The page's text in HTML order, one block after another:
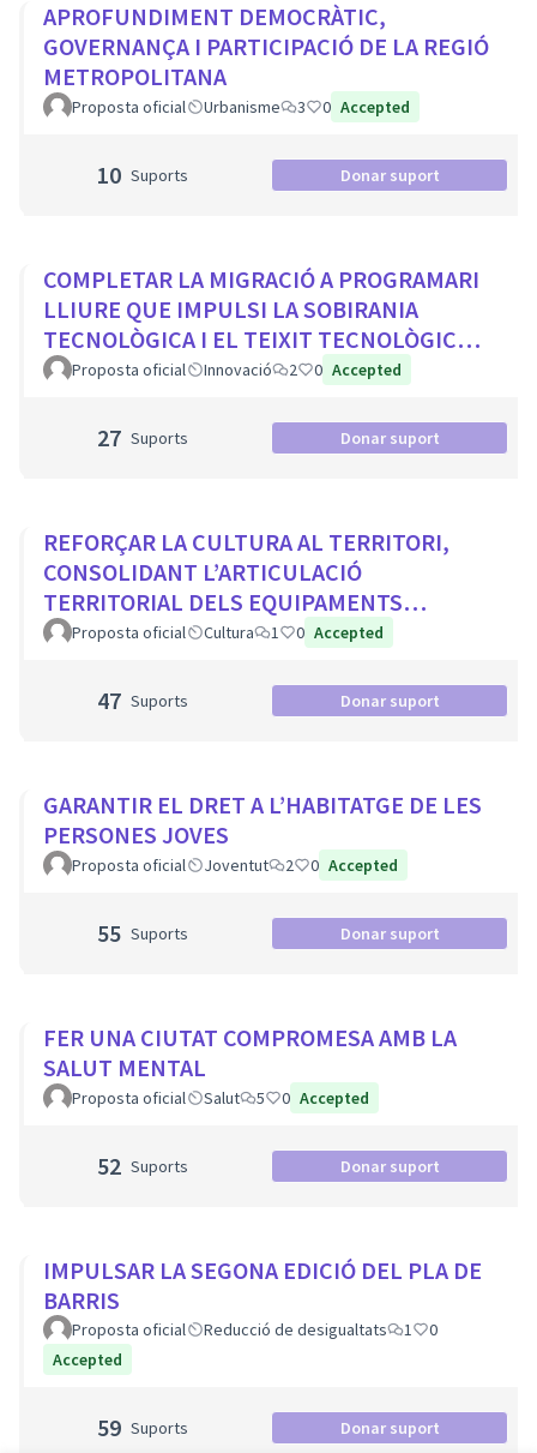
APROFUNDIMENT DEMOCRÀTIC,
GOVERNANÇA I PARTICIPACIÓ DE LA REGIÓ
METROPOLITANA
Proposta oficial Urbanisme 3 0 Accepted
10 Suports Donar suport
COMPLETAR LA MIGRACIÓ A PROGRAMARI
LLIURE QUE IMPULSI LA SOBIRANIA
TECNOLÒGICA I EL TEIXIT TECNOLÒGIC
LOCAL
Proposta oficial Innovació 2 0 Accepted
27 Suports Donar suport
REFORÇAR LA CULTURA AL TERRITORI,
CONSOLIDANT L’ARTICULACIÓ
TERRITORIAL DELS EQUIPAMENTS
CULTURALS I ELS PROJECTES
Proposta oficial Cultura 1 0 Accepted
47 Suports Donar suport
GARANTIR EL DRET A L’HABITATGE DE LES
PERSONES JOVES
Proposta oficial Joventut 2 0 Accepted
55 Suports Donar suport
FER UNA CIUTAT COMPROMESA AMB LA
SALUT MENTAL
Proposta oficial Salut 5 0 Accepted
52 Suports Donar suport
IMPULSAR LA SEGONA EDICIÓ DEL PLA DE
BARRIS
Proposta oficial Reducció de desigualtats 1
0
Accepted
59 Suports Donar suport